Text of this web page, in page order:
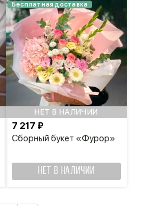
НЕТ В НАЛИЧИИ
Бесплатная доставка
Сборный букет «Фурор»
7 217 ₽
НЕТ В НАЛИЧИИ